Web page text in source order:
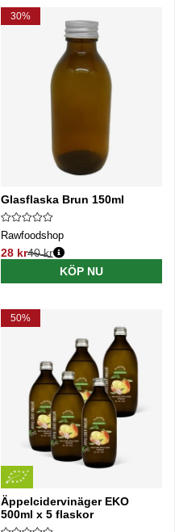
30%
Glasflaska Brun 150ml
Rawfoodshop
28 kr
Ordinarie pris:
40 kr
KÖP NU
50%
Äppelcidervinäger EKO
500ml x 5 flaskor